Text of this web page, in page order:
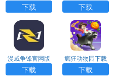
戏下载
下载
游戏下载
下载
漫威争锋官网版
下载手机版
下载
疯狂动物园下载
免费版
下载